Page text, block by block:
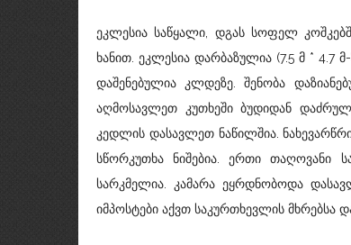
ეკლესია საწყალი, დგას სოფელ
ხანით. ეკლესია დარბაზულია (7.5 მ * 4.7
დაშენებულია კლდეზე. შენობა
აღმოსავლეთ კუთხეში ბუდიდან
კედლის დასავლეთ ნაწილშია.
სწორკუთხა ნიშებია. ერთი თაღოვანი
სარკმელია. კამარა ეყრდნობოდა
იმპოსტები აქვთ საკურთხევლის მხრებსა